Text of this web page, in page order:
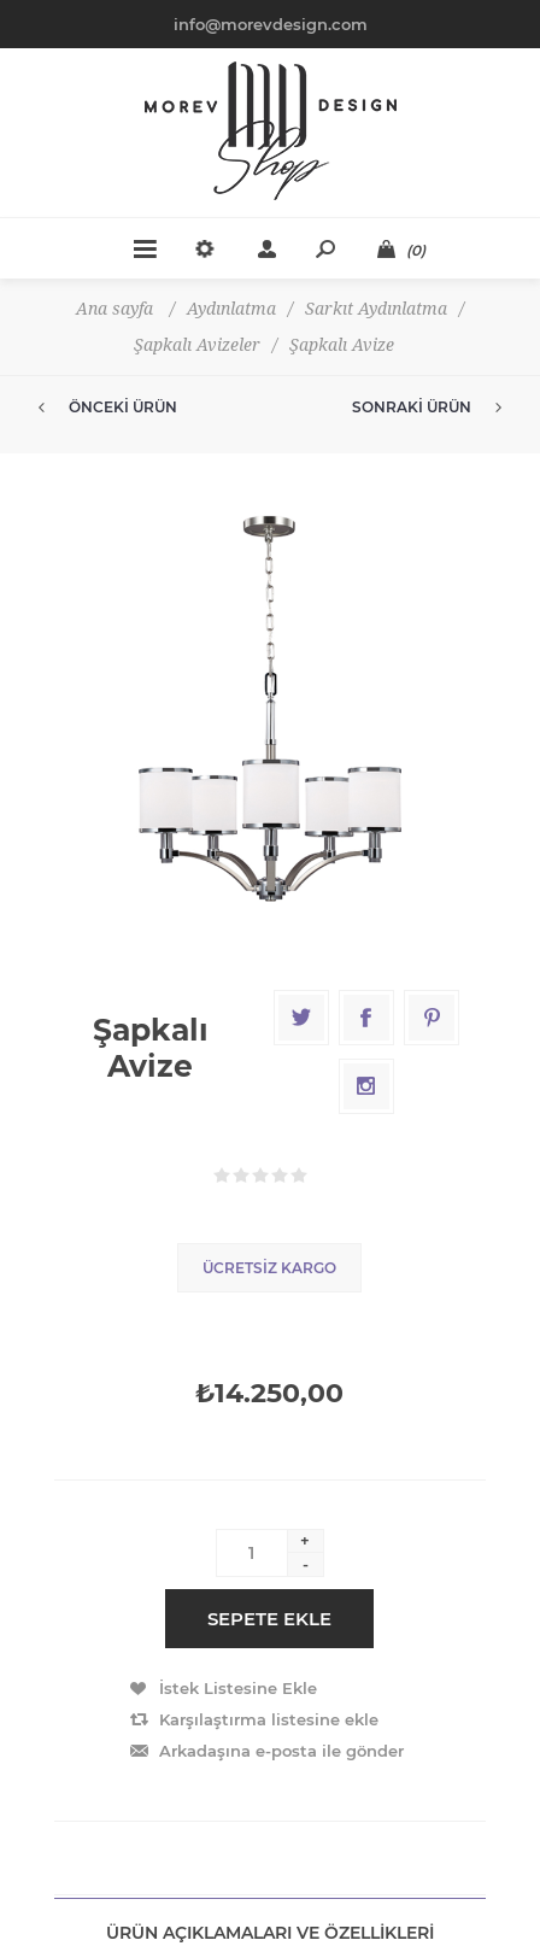
info@morevdesign.com
(0)
Ana sayfa / Aydınlatma / Sarkıt Aydınlatma
/
Şapkalı Avizeler
/ Şapkalı Avize
ÖNCEKI ÜRÜN SONRAKI ÜRÜN
Şapkalı
Avize
ÜCRETSIZ KARGO
₺14.250,00
+
-
ÜRÜN AÇIKLAMALARI VE ÖZELLIKLERI